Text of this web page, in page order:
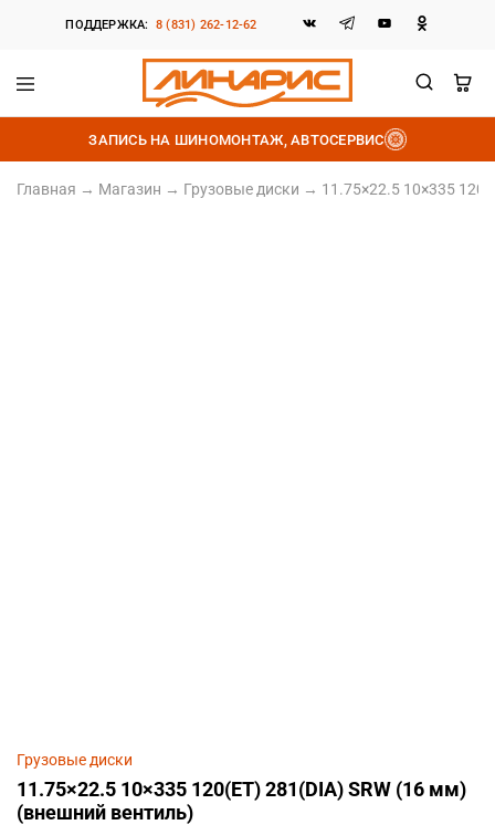
ПОДДЕРЖКА: 8 (831) 262-12-62
Линарис
Продажа
шин,
дисков
и
аккумуляторов
ЗАПИСЬ НА ШИНОМОНТАЖ, АВТОСЕРВИС
Главная → Магазин → Грузовые диски → 11.75×22.5 10×335
Грузовые диски
11.75×22.5 10×335 120(ET) 281(DIA) SRW (16 мм)
(внешний вентиль)